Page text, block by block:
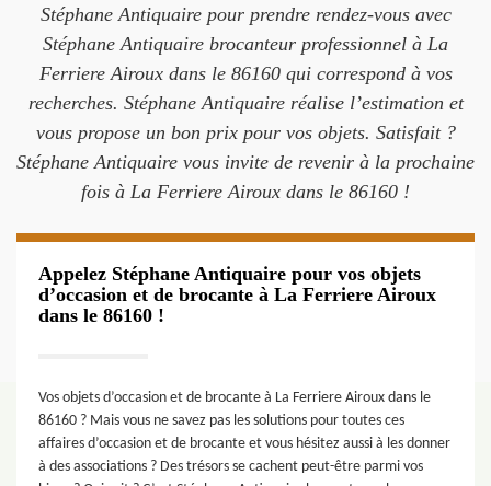
Stéphane Antiquaire pour prendre rendez-vous avec
Stéphane Antiquaire brocanteur professionnel à La
Ferriere Airoux dans le 86160 qui correspond à vos
recherches. Stéphane Antiquaire réalise l’estimation et
vous propose un bon prix pour vos objets. Satisfait ?
Stéphane Antiquaire vous invite de revenir à la prochaine
fois à La Ferriere Airoux dans le 86160 !
Appelez Stéphane Antiquaire pour vos objets
d’occasion et de brocante à La Ferriere Airoux
dans le 86160 !
Vos objets d’occasion et de brocante à La Ferriere Airoux dans le
86160 ? Mais vous ne savez pas les solutions pour toutes ces
affaires d’occasion et de brocante et vous hésitez aussi à les donner
à des associations ? Des trésors se cachent peut-être parmi vos